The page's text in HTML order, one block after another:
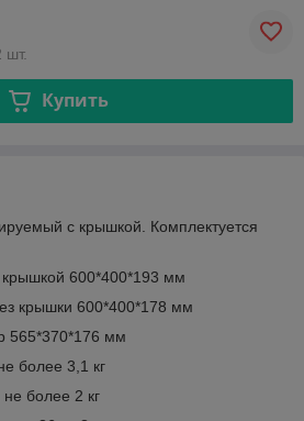
Купить
с крышкой. Комплектуется
600*400*193 мм
крышки 600*400*178 мм
565*370*176 мм
более 3,1 кг
более 2 кг